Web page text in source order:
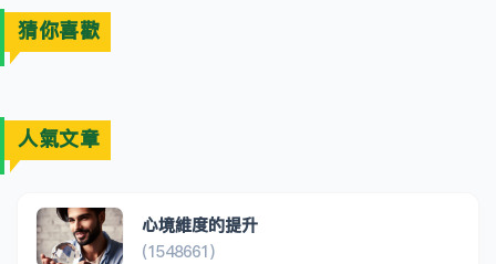
猜你喜歡
人氣文章
心境維度的提升
(1548661)